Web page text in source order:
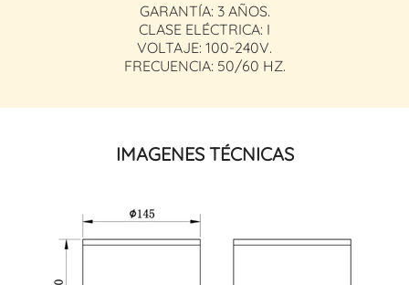
GARANTÍA: 3 AÑOS.
CLASE ELÉCTRICA: I
VOLTAJE: 100-240V.
FRECUENCIA: 50/60 HZ.
IMAGENES TÉCNICAS